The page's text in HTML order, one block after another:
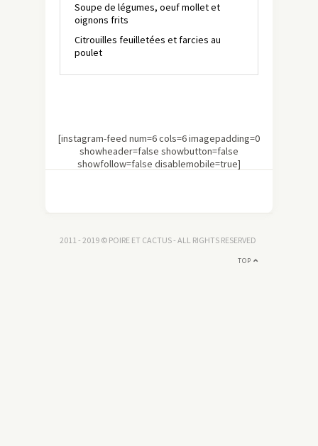
Soupe de légumes, oeuf mollet et
oignons frits
Citrouilles feuilletées et farcies au
poulet
[instagram-feed num=6 cols=6 imagepadding=0
showheader=false showbutton=false
showfollow=false disablemobile=true]
2011 - 2019 © POIRE ET CACTUS - ALL RIGHTS RESERVED
TOP